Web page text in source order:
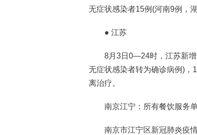
无症状感染者15例(河南9例，
● 江苏
8月3日0—24时，江苏新增
无症状感染者转为确诊病例)，
离治疗。
南京江宁：所有餐饮服务单
南京市江宁区新冠肺炎疫情